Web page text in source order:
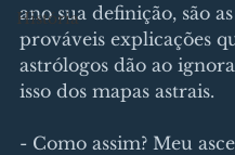
História
ano sua definição, são as
prováveis explicações
astrólogos dão ao
isso dos mapas astrais.
- Como assim? Meu